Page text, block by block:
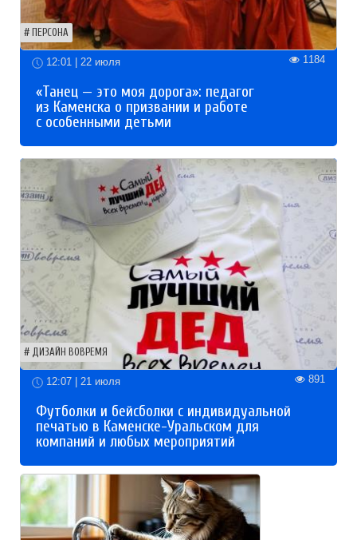
ПЕРСОНА
12:01 | 22 июля 1184
«Танец — это моя дорога»: педагог
из Каменска о призвании и работе
с особенными детьми
ДИЗАЙН ВОВРЕМЯ
12:07 | 21 июля 891
Футболки и бейсболки с индивидуальной
печатью в Каменске-Уральском для
компаний и любых мероприятий